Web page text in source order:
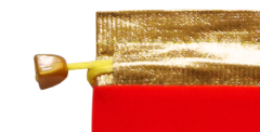
權轉讓予恩沛科技股份有限公司。
２．關於個人資料處理事宜，請瀏覽以
https://aftee.tw/terms/#terms3
３．未成年的使用者請事先徵得法定代
「AFTEE先享後付」，若未經同意申辦
每筆NT$80，滿NT$1,288(含以上)
7-11取貨付款
每筆NT$80，滿NT$1,288(含以上)